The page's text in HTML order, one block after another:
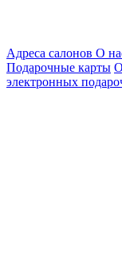
Адреса салонов О
Подарочные карты
электронных